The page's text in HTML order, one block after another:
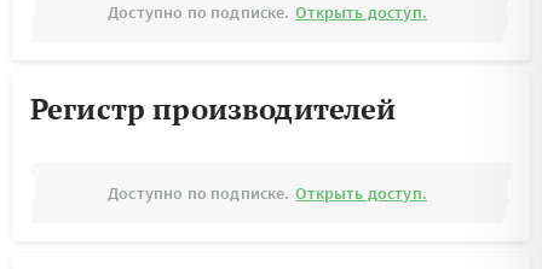
Доступно по подписке. Открыть доступ.
Регистр производителей
Доступно по подписке. Открыть доступ.